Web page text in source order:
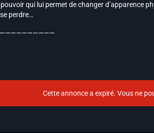
qui lui permet de changer d’apparence
perdre…
Cette annonce a expiré. Vous ne